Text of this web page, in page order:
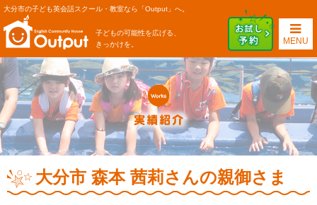
大分市の子ども英会話スクール・教室なら「Output」へ。
子どもの可能性を広げる、
きっかけを。
MENU
大分市 森本 茜莉さんの親御さま